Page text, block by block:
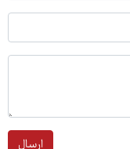
ارسال